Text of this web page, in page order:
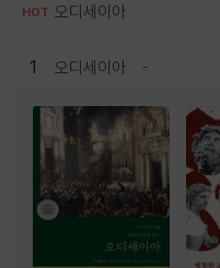
HOT 오디세이아
1 오디세이아